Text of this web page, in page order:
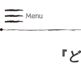
『